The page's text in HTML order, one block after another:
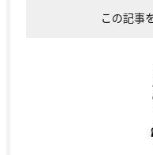
この記事